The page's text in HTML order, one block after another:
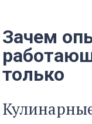
Зачем
только